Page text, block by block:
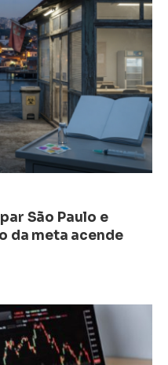
São Paulo e
da meta acende